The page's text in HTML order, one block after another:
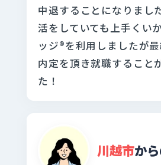
中退することになりまし
活をしていても上手くい
ッジ®を利用しましたが
内定を頂き就職すること
た！
川越市か